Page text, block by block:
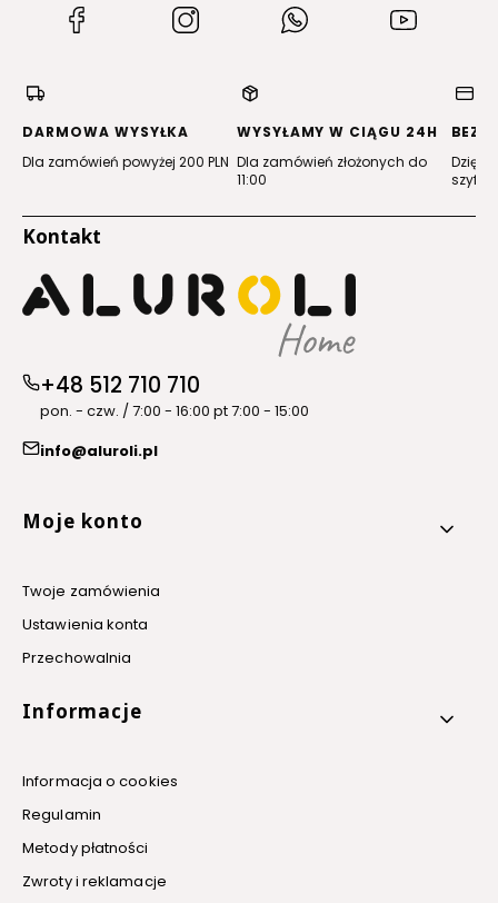
karcie)
(Otwiera
nowej
karcie)
(Otwiera
karcie)
(Otwiera
nowej
karcie)
DARMOWA WYSYŁKA
Dla zamówień powyżej 200 PLN
WYSYŁAMY W CIĄGU 24H
Dla zamówień złożonych do
11:00
Dzięki
Kontakt
+48 512 710 710
pon. - czw. / 7:00 - 16:00 pt 7:00 - 15:00
info@aluroli.pl
Linki w stopce
Moje konto
Twoje zamówienia
Ustawienia konta
Przechowalnia
Informacje
Informacja o cookies
Regulamin
Metody płatności
Zwroty i reklamacje